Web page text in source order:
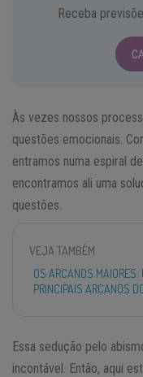
Receba
Às vezes nossos
questões emocionais.
entramos numa espiral
encontramos ali uma
questões.
VEJA TAMBÉM
OS ARCANOS MAIORES:
PRINCIPAIS ARCANOS
Essa sedução pelo
incontável. Então, aqui